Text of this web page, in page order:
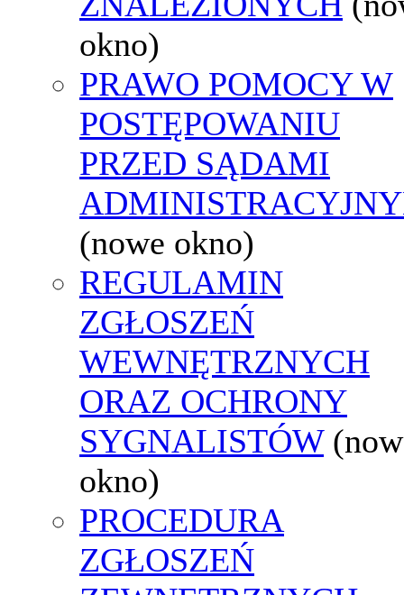
okno)
PRAWO POMOCY W
POSTĘPOWANIU
PRZED SĄDAMI
(nowe okno)
REGULAMIN
ZGŁOSZEŃ
WEWNĘTRZNYCH
ORAZ OCHRONY
SYGNALISTÓW
okno)
PROCEDURA
ZGŁOSZEŃ